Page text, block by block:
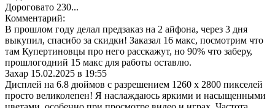
Дороговато 230...
Комментарий:
В прошлом году делал предзаказ на 2 айфона, через 3 дня
выкупил, спасибо за скидки! Заказал 16 макс, посмотрим что
там Купертиновцы про него расскажут, но 90% что заберу,
прошлогодний 15 макс для работы оставлю.
Захар 15.02.2025 в 19:55
Дисплей на 6.8 дюймов с разрешением 1260 x 2800 пикселей
просто великолепен! Я наслаждаюсь яркими и насыщенными